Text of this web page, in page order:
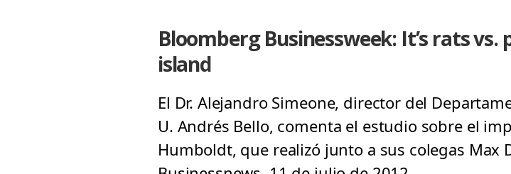
Bloomberg Businessweek: It’s rats
island
El Dr. Alejandro Simeone, director del
U. Andrés Bello, comenta el estudio sobre el
Humboldt, que realizó junto a sus colegas Max